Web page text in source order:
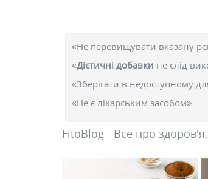
«Не перевищувати вказану
«Дієтичні добавки не слід
«Зберігати в недоступному
«Не є лікарським засобом»
FitoBlog - Все про